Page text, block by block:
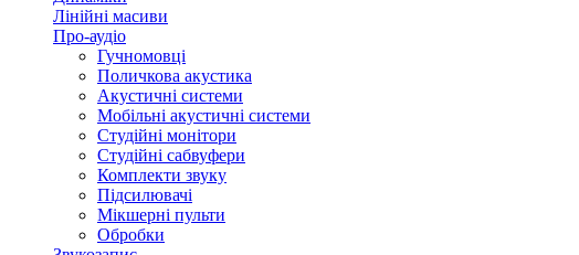
Лінійні масиви
Про-аудіо
Гучномовці
Поличкова акустика
Акустичні системи
Мобільні акустичні системи
Студійні монітори
Студійні сабвуфери
Комплекти звуку
Підсилювачі
Мікшерні пульти
Обробки